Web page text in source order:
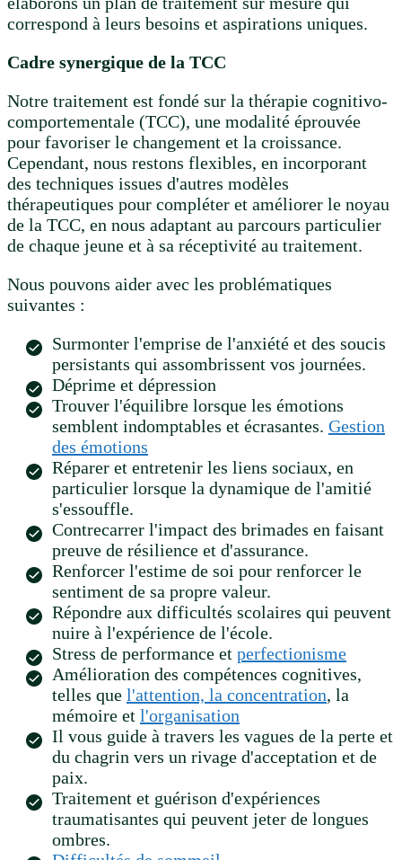
correspond à leurs besoins et aspirations uniques.
Cadre synergique de la TCC
Notre traitement est fondé sur la thérapie cognitivo-
comportementale (TCC), une modalité éprouvée
pour favoriser le changement et la croissance.
Cependant, nous restons flexibles, en incorporant
des techniques issues d'autres modèles
thérapeutiques pour compléter et améliorer le noyau
de la TCC, en nous adaptant au parcours particulier
de chaque jeune et à sa réceptivité au traitement.
Nous pouvons aider avec les problématiques
suivantes :
Surmonter l'emprise de l'anxiété et des soucis
persistants qui assombrissent vos journées.
Déprime et dépression
Trouver l'équilibre lorsque les émotions
semblent indomptables et écrasantes. Gestion
des émotions
Réparer et entretenir les liens sociaux, en
particulier lorsque la dynamique de l'amitié
s'essouffle.
Contrecarrer l'impact des brimades en faisant
preuve de résilience et d'assurance.
Renforcer l'estime de soi pour renforcer le
sentiment de sa propre valeur.
Répondre aux difficultés scolaires qui peuvent
nuire à l'expérience de l'école.
Stress de performance et perfectionisme
Amélioration des compétences cognitives,
telles que l'attention, la concentration, la
mémoire et l'organisation
Il vous guide à travers les vagues de la perte et
du chagrin vers un rivage d'acceptation et de
paix.
Traitement et guérison d'expériences
traumatisantes qui peuvent jeter de longues
ombres.